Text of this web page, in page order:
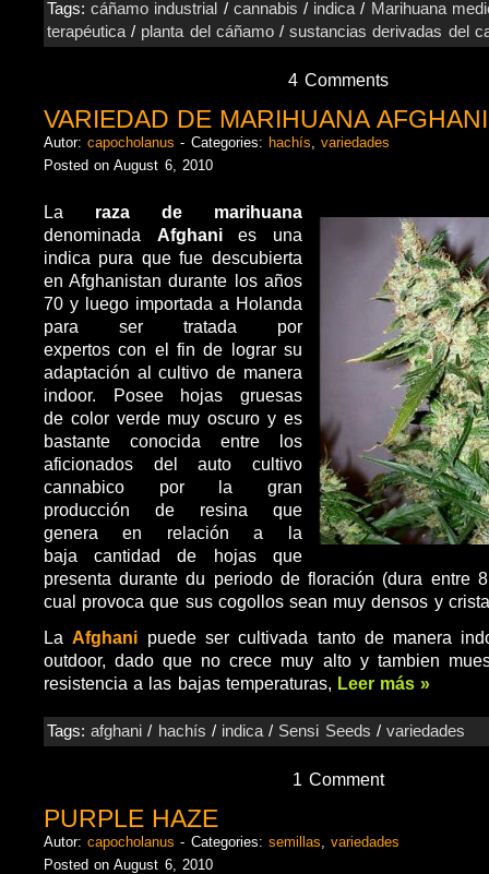
Tags:cáñamo industrial / cannabis / indica / Marihuana
terapéutica / planta del cáñamo/sustancias derivadas del
4 Comments
VARIEDAD DE MARIHUANA AFGHANI
Autor:capocholanus - Categories: hachís ,variedades
Posted on August 6, 2010
La raza de marihuana
denominada Afghanies una
indica pura que fue descubierta
en Afghanistan durante los años
70 y luego importada a Holanda
para ser tratada por
expertos con el fin de lograr su
adaptación al cultivo de manera
indoor. Posee hojas gruesas
de color verde muy oscuro y es
bastante conocida entre los
aficionados del auto cultivo
cannabico por la gran
producción de resina que
genera en relación a la
baja cantidad de hojas que
presenta durante du periodo de floración (dura entre
cual provoca que sus cogollos sean muy densos y
LaAfghani puede ser cultivada tanto de manera
outdoor, dado que no crece muy alto y tambien
resistencia a las bajas temperaturas, Leer más »
Tags:afghani / hachís / indica / Sensi Seeds /variedades
1 Comment
PURPLE HAZE
Autor:capocholanus - Categories: semillas ,variedades
Posted on August 6, 2010